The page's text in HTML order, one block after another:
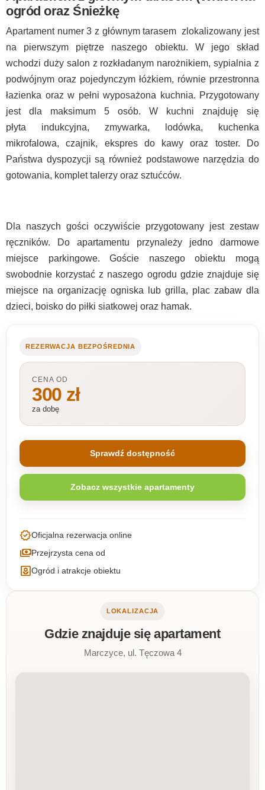
ogród oraz Śnieżkę
Apartament numer 3 z głównym tarasem zlokalizowany jest
na pierwszym piętrze naszego obiektu. W jego skład
wchodzi duży salon z rozkładanym narożnikiem, sypialnia z
podwójnym oraz pojedynczym łóżkiem, równie przestronna
łazienka oraz w pełni wyposażona kuchnia. Przygotowany
jest dla maksimum 5 osób. W kuchni znajduję się
płyta indukcyjna, zmywarka, lodówka, kuchenka
mikrofalowa, czajnik, ekspres do kawy oraz toster. Do
Państwa dyspozycji są również podstawowe narzędzia do
gotowania, komplet talerzy oraz sztućców.
Dla naszych gości oczywiście przygotowany jest zestaw
ręczników. Do apartamentu przynależy jedno darmowe
miejsce parkingowe. Goście naszego obiektu mogą
swobodnie korzystać z naszego ogrodu gdzie znajduje się
miejsce na organizację ogniska lub grilla, plac zabaw dla
dzieci, boisko do piłki siatkowej oraz hamak.
REZERWACJA BEZPOŚREDNIA
CENA OD
300 zł
za dobę
Sprawdź dostępność
Zobacz wszystkie apartamenty
verifiedOficjalna rezerwacja online
paymentsPrzejrzysta cena od
yardOgród i atrakcje obiektu
LOKALIZACJA
Gdzie znajduje się apartament
Marczyce, ul. Tęczowa 4